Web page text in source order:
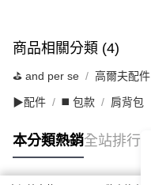
商品相關分類 (4)
⛳️ and per se 高爾夫配件
▶配件 ◼️ 包款 肩背包
本分類熱銷全站排行